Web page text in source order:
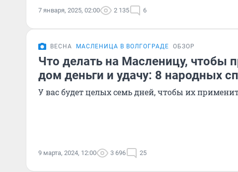
7 января, 2025, 02:00 2 135 6
ВЕСНА МАСЛЕНИЦА В ВОЛГОГРАДЕ ОБЗОР
Что делать на Масленицу, чтобы
дом деньги и удачу: 8 народных
У вас будет целых семь дней, чтобы их
9 марта, 2024, 12:00 3 696 25